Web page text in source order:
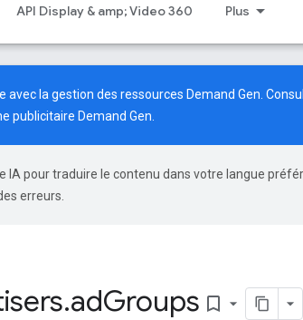
API Display & amp; Video 360 Plus
avec la gestion des ressources Demand Gen.
publicitaire Demand Gen.
IA pour traduire le contenu dans votre langue
erreurs.
.adGroups bookmark_border